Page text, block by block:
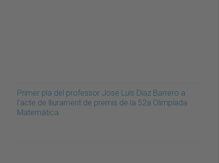
Primer pla del professor José Luís Díaz Barrero a
l'acte de lliurament de premis de la 52a Olimpíada
Matemàtica